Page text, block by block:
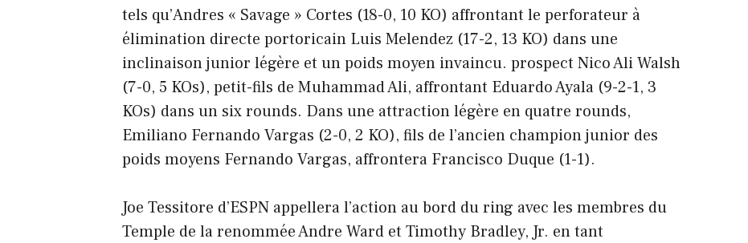
tels qu’Andres « Savage » Cortes (18-0, 10 KO) affrontant le perforateur à
élimination directe portoricain Luis Melendez (17-2, 13 KO) dans une
inclinaison junior légère et un poids moyen invaincu. prospect Nico Ali Walsh
(7-0, 5 KOs), petit-fils de Muhammad Ali, affrontant Eduardo Ayala (9-2-1, 3
KOs) dans un six rounds. Dans une attraction légère en quatre rounds,
Emiliano Fernando Vargas (2-0, 2 KO), fils de l’ancien champion junior des
poids moyens Fernando Vargas, affrontera Francisco Duque (1-1).
Joe Tessitore d’ESPN appellera l’action au bord du ring avec les membres du
Temple de la renommée Andre Ward et Timothy Bradley, Jr. en tant